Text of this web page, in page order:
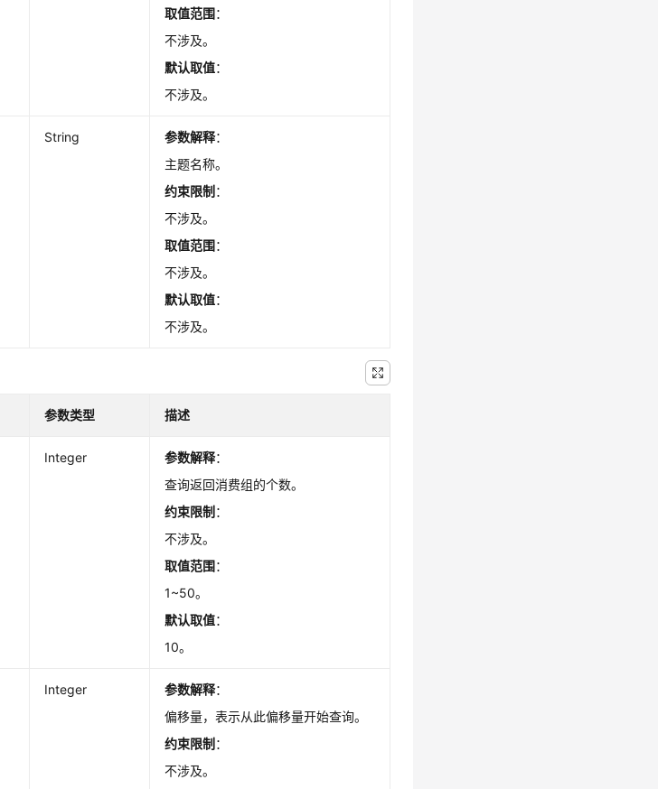
取值范围：
不涉及。
默认取值：
不涉及。
String 参数解释：
主题名称。
约束限制 ：
不涉及。
取值范围：
不涉及。
默认取值：
不涉及。
参数类型 描述
Integer 参数解释：
查询返回消费组的个数。
约束限制 ：
不涉及。
取值范围：
1~50。
默认取值：
10。
Integer 参数解释：
偏移量，表示从此偏移量开始查询。
约束限制 ：
不涉及。